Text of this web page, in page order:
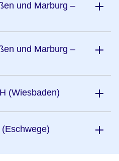
und Marburg –
und Marburg –
(Wiesbaden)